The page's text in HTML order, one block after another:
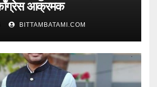
काँग्रेस आक्रमक
BITTAMBATAMI.COM